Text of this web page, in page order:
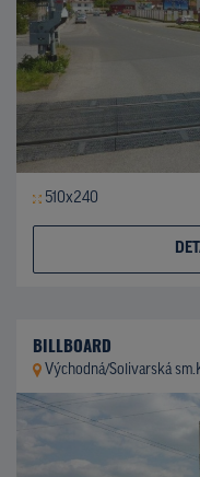
510x240
BILLBOARD
Východná/Solivarská